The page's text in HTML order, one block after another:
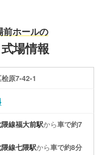
前ホールの
場情報
原7-42-1
線福大前駅から車で約7
線七隈駅から車で約8分